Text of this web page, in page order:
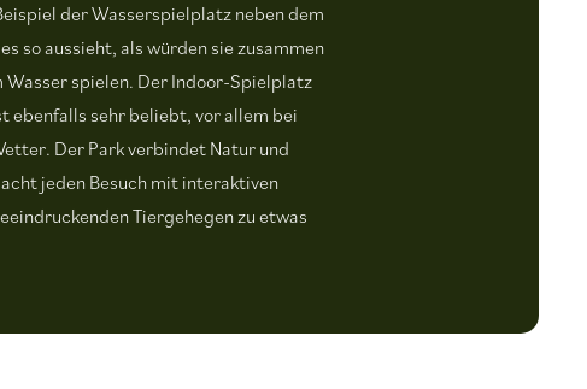
der Wasserspielplatz neben dem
so aussieht, als würden sie zusammen
Wasser spielen. Der Indoor-Spielplatz
ebenfalls sehr beliebt, vor allem bei
Der Park verbindet Natur und
jeden Besuch mit interaktiven
Tiergehegen zu etwas